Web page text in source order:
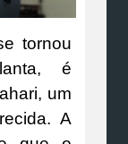
tornou
é
um
A